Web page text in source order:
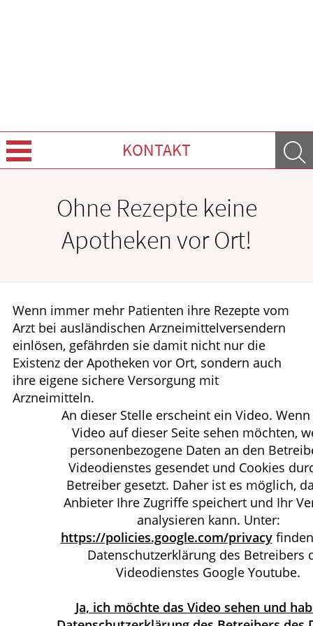
KONTAKT
HOMÖOPATHIE
ELTERN UND KIND
Ohne Rezepte keine
Apotheken vor Ort!
Wenn immer mehr Patienten ihre Rezepte vom
Arzt bei ausländischen Arzneimittelversendern
einlösen, gefährden sie damit nicht nur die
Existenz der Apotheken vor Ort, sondern auch
ihre eigene sichere Versorgung mit
Arzneimitteln.
An dieser Stelle erscheint ein Video. Wenn
Video auf dieser Seite sehen möchten,
personenbezogene Daten an den
Videodienstes gesendet und Cookies
Betreiber gesetzt. Daher ist es möglich,
Anbieter Ihre Zugriffe speichert und Ihr
analysieren kann. Unter:
https://policies.google.com/privacy
Datenschutzerklärung des Betreibers
Videodienstes Google Youtube.
Ja, ich möchte das Video sehen und